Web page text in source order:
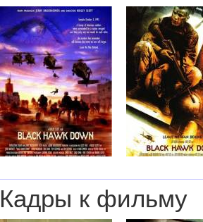
Кадры к фильму